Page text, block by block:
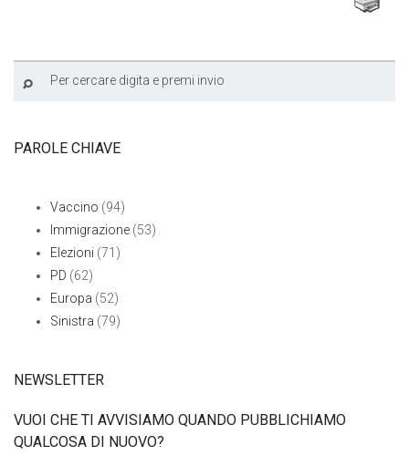
PAROLE CHIAVE
Vaccino (94)
Immigrazione (53)
Elezioni (71)
PD (62)
Europa (52)
Sinistra (79)
NEWSLETTER
VUOI CHE TI AVVISIAMO QUANDO PUBBLICHIAMO
QUALCOSA DI NUOVO?